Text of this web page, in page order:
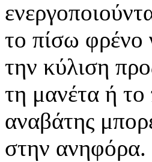
το πίσω φρένο
την κύλιση
τη μανέτα ή
αναβάτης
στην ανηφόρα.